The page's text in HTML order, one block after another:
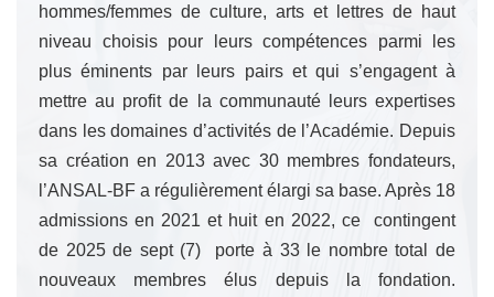
hommes/femmes de culture, arts et lettres de haut
niveau choisis pour leurs compétences parmi les
plus éminents par leurs pairs et qui s’engagent à
mettre au profit de la communauté leurs expertises
dans les domaines d’activités de l’Académie. Depuis
sa création en 2013 avec 30 membres fondateurs,
l’ANSAL-BF a régulièrement élargi sa base. Après 18
admissions en 2021 et huit en 2022, ce contingent
de 2025 de sept (7) porte à 33 le nombre total de
nouveaux membres élus depuis la fondation.